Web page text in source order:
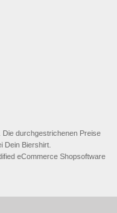
Die durchgestrichenen Preise
Dein Biershirt.
eCommerce Shopsoftware